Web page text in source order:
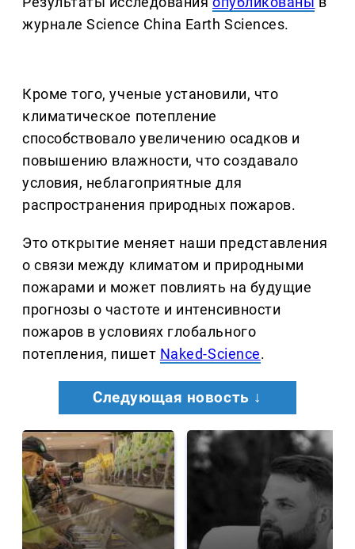
журнале Science China Earth Sciences.
Кроме того, ученые установили, что
климатическое потепление
способствовало увеличению осадков и
повышению влажности, что создавало
условия, неблагоприятные для
распространения природных пожаров.
Это открытие меняет наши представления
о связи между климатом и природными
пожарами и может повлиять на будущие
прогнозы о частоте и интенсивности
пожаров в условиях глобального
потепления, пишет Naked-Science.
Следующая новость ↓